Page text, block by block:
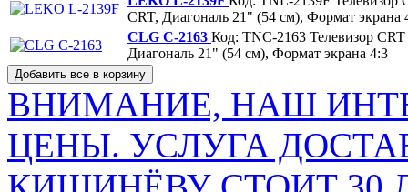
CRT, Диагональ 21" (54 см), Формат экрана
CLG C-2163 Код: TNC-2163 Телевизор
Диагональ 21" (54 см), Формат экрана 4:3
ВНИМАНИЕ, НАШ
ЦЕНЫ. УСЛУГА